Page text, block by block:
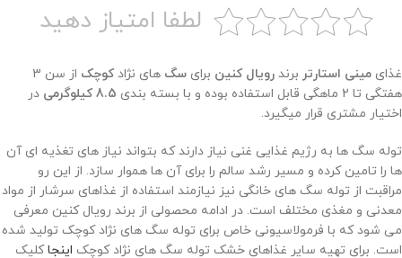
لطفا امتیاز دهید
غذای مینی استارتر برند رویال کنین برای سگ های نژادکوچک
از سن 3
هفتگی تا 2 ماهگی قابل استفاده بوده و با بسته بندی
در
اختیار مشتری قرار میگیرد.
توله سگ ها به رژیم غذایی غنی نیاز دارند که بتواند نیاز های تغذیه ای آن
ها را تامین کرده و مسیر رشد سالم را برای آن ها هموار سازد. از این رو
مراقبت از توله سگ های خانگی نیز نیازمند استفاده از غذاهای سرشار از مواد
معدنی و مغذی مختلف است. در ادامه محصولی از برند رویال کنین معرفی
می شود که با فرمولاسیونی خاص برای توله سگ های نژاد کوچک تولید شده
است. برای تهیه سایر غذاهای خشک توله سگ های نژاد کوچک اینجاکلیک